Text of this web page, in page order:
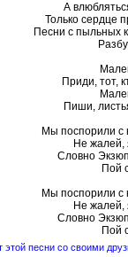
А
Только сердце
Песни с пыльных
Приди, тот,
Пиши,
Мы поспорили с
Не жалей,
Словно
Пой
Мы поспорили с
Не жалей,
Словно
Пой
этой песни со своими